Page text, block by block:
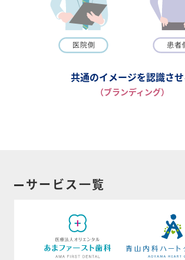
共通のイメージを認識さ
（ブランディング）
サービス一覧